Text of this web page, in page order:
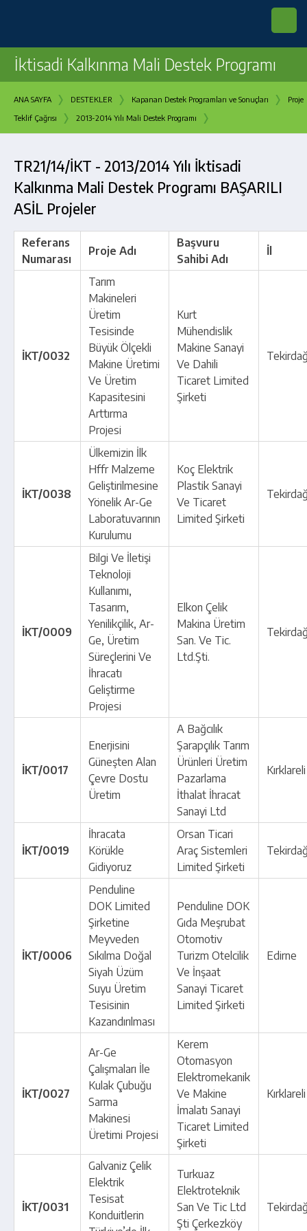
İktisadi Kalkınma Mali Destek Programı
ANA SAYFA › DESTEKLER › Kapanan Destek Programları ve Sonuçları › Proje
Teklif Çağrısı › 2013-2014 Yılı Mali Destek Programı ›
TR21/14/İKT - 2013/2014 Yılı İktisadi
Kalkınma Mali Destek Programı BAŞARILI
ASİL Projeler
Referans
Numarası
Proje Adı
Başvuru
Sahibi Adı
İl
İKT/0032
Tarım
Makineleri
Üretim
Tesisinde
Büyük Ölçekli
Makine Üretimi
Ve Üretim
Kapasitesini
Arttırma
Projesi
Kurt
Mühendislik
Makine Sanayi
Ve Dahili
Ticaret Limited
Şirketi
İKT/0038
Ülkemizin İlk
Hffr Malzeme
Geliştirilmesine
Yönelik Ar-Ge
Laboratuvarının
Kurulumu
Koç Elektrik
Plastik Sanayi
Ve Ticaret
Limited Şirketi
İKT/0009
Bilgi Ve İletişi
Teknoloji
Kullanımı,
Tasarım,
Yenilikçilik, Ar-
Ge, Üretim
Süreçlerini Ve
İhracatı
Geliştirme
Projesi
Elkon Çelik
Makina Üretim
San. Ve Tic.
Ltd.Şti.
İKT/0017
Enerjisini
Güneşten Alan
Çevre Dostu
Üretim
A Bağcılık
Şarapçılık Tarım
Ürünleri Üretim
Pazarlama
İthalat İhracat
Sanayi Ltd
Kırklareli
İKT/0019
İhracata
Körükle
Gidiyoruz
Orsan Ticari
Araç Sistemleri
Limited Şirketi
İKT/0006
Penduline
DOK Limited
Şirketine
Meyveden
Sıkılma Doğal
Siyah Üzüm
Suyu Üretim
Tesisinin
Kazandırılması
Penduline DOK
Gıda Meşrubat
Otomotiv
Turizm Otelcilik
Ve İnşaat
Sanayi Ticaret
Limited Şirketi
Edirne
İKT/0027
Ar-Ge
Çalışmaları İle
Kulak Çubuğu
Sarma
Makinesi
Üretimi Projesi
Kerem
Otomasyon
Elektromekanik
Ve Makine
İmalatı Sanayi
Ticaret Limited
Şirketi
Kırklareli
İKT/0031
Galvaniz Çelik
Elektrik
Tesisat
Konduitlerin
Turkuaz
Elektroteknik
San Ve Tic Ltd
Şti Çerkezköy